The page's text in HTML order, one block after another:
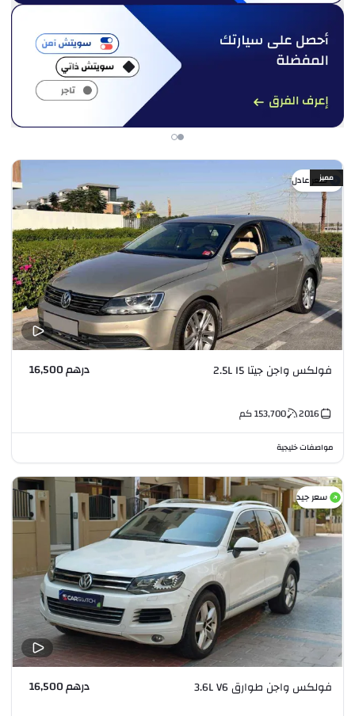
سعر عادلمميز
فولكس واجن جيتا 2.5L I5 درهم 16,500
2016
153,700كم
مواصفات خليجية
سعر جيد
فولكس واجن طوارق 3.6L V6 درهم 16,500